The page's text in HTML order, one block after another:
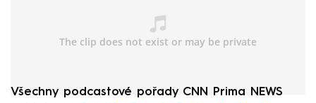
Všechny podcastové pořady CNN Prima NEWS